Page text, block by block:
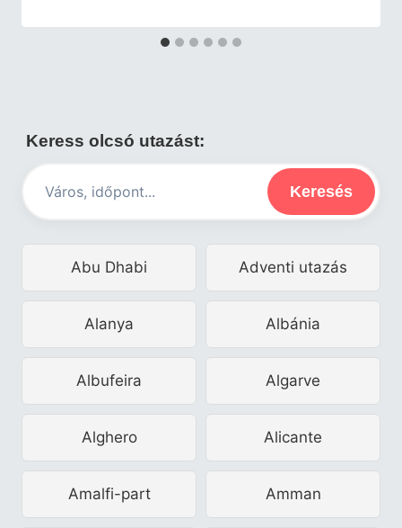
Keress olcsó utazást:
Keresés
Abu Dhabi Adventi utazás
Alanya Albánia
Albufeira Algarve
Alghero Alicante
Amalfi-part Amman